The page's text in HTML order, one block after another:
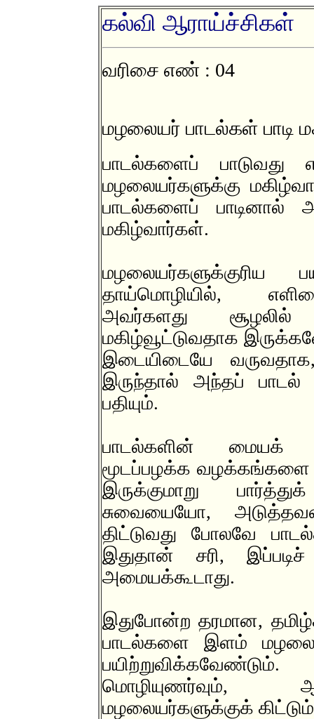
கல்வி ஆராய்ச்சிகள்
வரிசை எண் : 04
மழலையர் பாடல்கள் பாடி
பாடல்களைப்
மழலையர்களுக்கு
பாடல்களைப் பாடினால்
மகிழ்வார்கள்.
மழலையர்களுக்குரிய
தாய்மொழியில்,
அவர்களது
மகிழ்வூட்டுவதாக
இடையிடையே
இருந்தால் அந்தப்
பதியும்.
பாடல்களின் மையக்
மூடப்பழக்க வழக்கங்களை
இருக்குமாறு
சுவையையோ,
திட்டுவது போலவே
இதுதான் சரி,
அமையக்கூடாது.
இதுபோன்ற தரமான,
பாடல்களை இளம்
மொழியுணர்வும்,
மழலையர்களுக்குக்